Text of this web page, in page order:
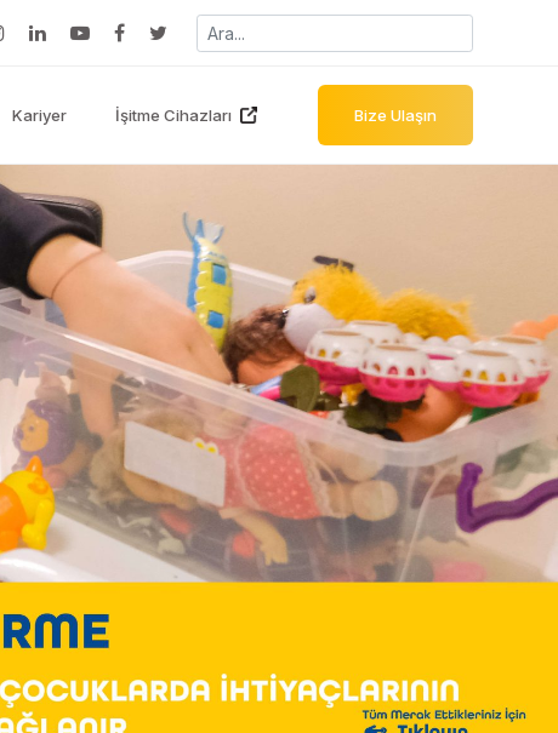
Kariyer İşitme Cihazları Bize Ulaşın